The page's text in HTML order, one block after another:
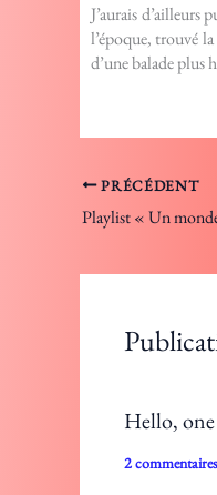
J’aurais d’ailleurs
l’époque, trouvé
d’une balade plus
PRÉCÉDENT
Playlist « Un
Hello,
2 commentaires